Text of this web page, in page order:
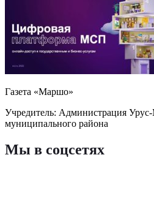
Газета «Маршо»
Учредитель: Администрация
муниципального района
Мы в соцсетях